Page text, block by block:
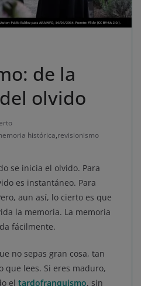
de la
olvido
histórica,revisionismo
se inicia el olvido. Para
es instantáneo. Para
aun así, lo cierto es que
la memoria. La memoria
fácilmente.
no sepas gran cosa, tan
que lees. Si eres maduro,
el tardofranquismo, sin